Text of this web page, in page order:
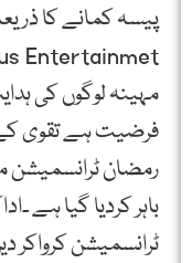
پیسہ کمانے کا
مہینہ لوگوں کی
فرضیت ہے تقوی
رمضان ٹرانسمیشن
باہر کردیا گیا ہے
ٹرانسمیشن کرواکر